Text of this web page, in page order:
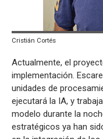
Cristián Cortés
Actualmente, el
implementación.
unidades de
ejecutará la IA, y
modelo durante la
estratégicos ya han